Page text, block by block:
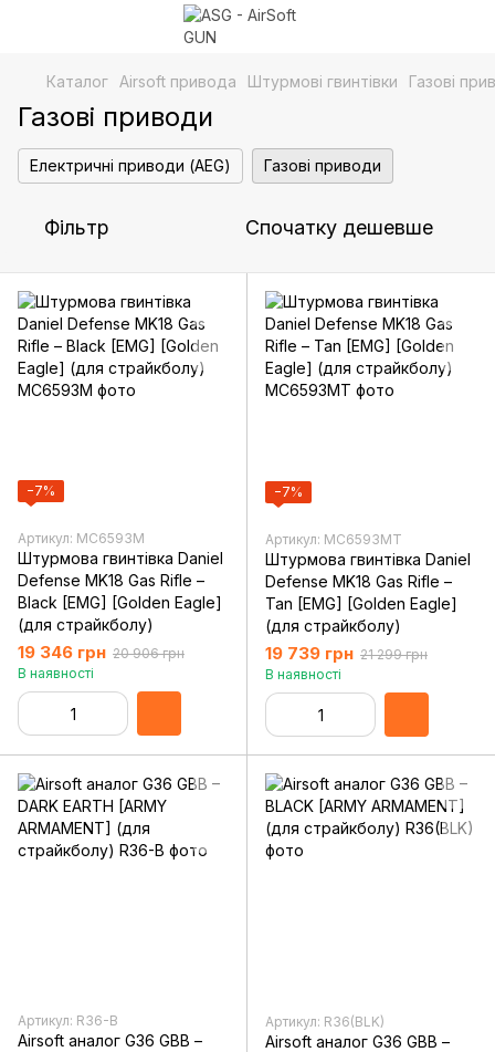
Каталог Airsoft привода Штурмові гвинтівки Газові
Газові приводи
Електричні приводи (AEG) Газові приводи
Фільтр Спочатку дешевше
−7%
Артикул: MC6593M
Штурмова гвинтівка Daniel
Defense MK18 Gas Rifle –
Black [EMG] [Golden Eagle]
(для страйкболу)
19 346 грн 20 906 грн
В наявності
−7%
Артикул: MC6593MT
Штурмова гвинтівка Daniel
Defense MK18 Gas Rifle –
Tan [EMG] [Golden Eagle]
(для страйкболу)
19 739 грн 21 299 грн
В наявності
Артикул: R36-B
Airsoft аналог G36 GBB –
Артикул: R36(BLK)
Airsoft аналог G36 GBB –